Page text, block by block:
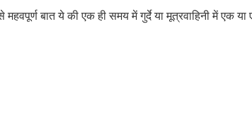
बात ये की एक ही समय में गुर्दे या मूत्रवाहिनी में एक